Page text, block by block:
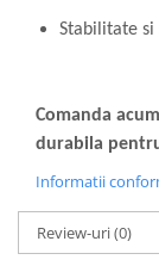
Stabilitate
Comanda
durabila
Informatii
Review-uri(0)